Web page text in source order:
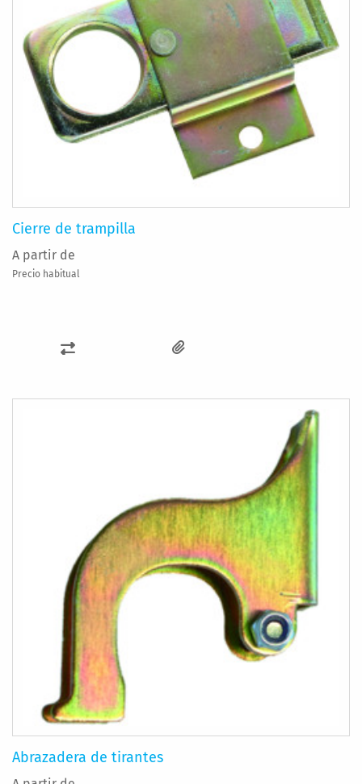
Cierre de trampilla
A partir de
Precio habitual
AÑADIR
COMPARAR
Abrazadera de tirantes